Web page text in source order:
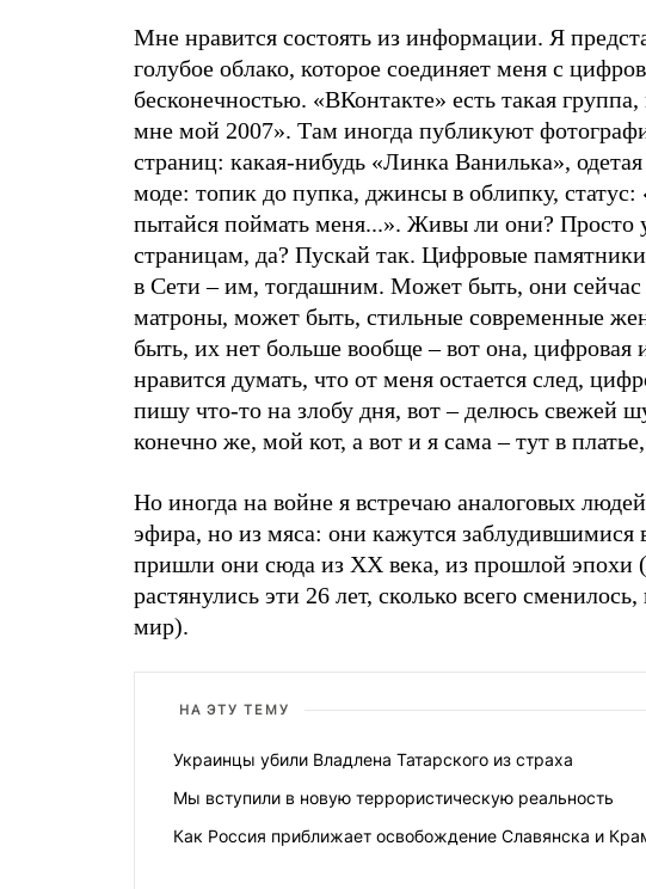
Мне нравится состоять из информации. Я
голубое облако, которое соединяет меня с
бесконечностью. «ВКонтакте» есть такая
мне мой 2007». Там иногда публикуют
страниц: какая-нибудь «Линка Ванилька»,
моде: топик до пупка, джинсы в облипку, статус:
пытайся поймать меня...». Живы ли они? Просто
страницам, да? Пускай так. Цифровые
в Сети – им, тогдашним. Может быть, они сейчас
матроны, может быть, стильные современные
быть, их нет больше вообще – вот она, цифровая
нравится думать, что от меня остается след,
пишу что-то на злобу дня, вот – делюсь свежей
конечно же, мой кот, а вот и я сама – тут в
Но иногда на войне я встречаю аналоговых
эфира, но из мяса: они кажутся заблудившимися
пришли они сюда из XX века, из прошлой эпохи
растянулись эти 26 лет, сколько всего
мир).
НА ЭТУ ТЕМУ
Украинцы убили Владлена Татарского из страха
Мы вступили в новую террористическую реальность
Как Россия приближает освобождение Славянска и